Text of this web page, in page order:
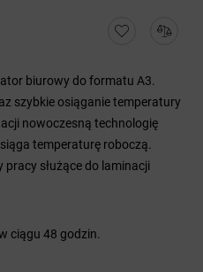
biurowy do formatu A3.
szybkie osiąganie temperatury
nowoczesną technologię
temperaturę roboczą.
służące do laminacji
ciągu 48 godzin.